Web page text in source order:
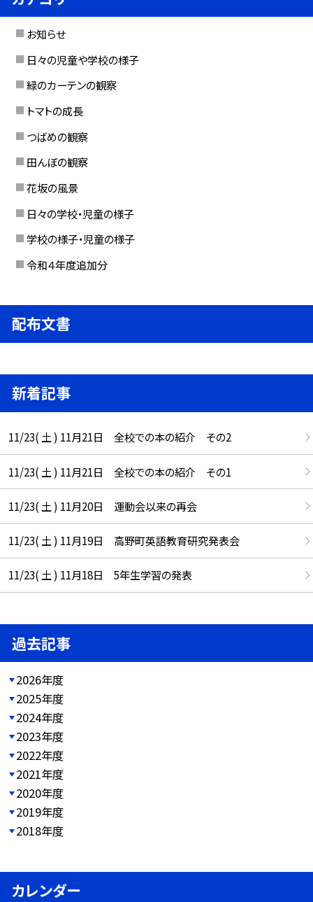
お知らせ
日々の児童や学校の様子
緑のカーテンの観察
トマトの成長
つばめの観察
田んぼの観察
花坂の風景
日々の学校・児童の様子
学校の様子・児童の様子
令和４年度追加分
配布文書
新着記事
11/23( 土 ) 11月21日 全校での本の紹介 その2
11/23( 土 ) 11月21日 全校での本の紹介 その1
11/23( 土 ) 11月20日 運動会以来の再会
11/23( 土 ) 11月19日 高野町英語教育研究発表会
11/23( 土 ) 11月18日 5年生学習の発表
過去記事
2026年度
2025年度
2024年度
2023年度
2022年度
2021年度
2020年度
2019年度
2018年度
カレンダー